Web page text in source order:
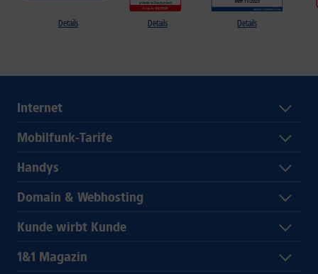
Details Details Details
Internet
Mobilfunk-Tarife
Handys
Domain & Webhosting
Kunde wirbt Kunde
1&1 Magazin